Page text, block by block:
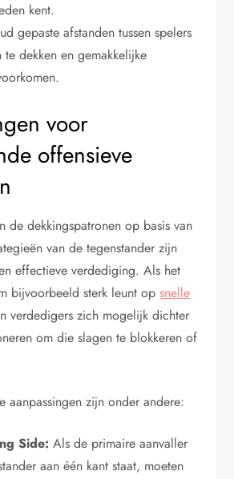
kent.
gepaste afstanden tussen spelers
te dekken en gemakkelijke
voor
offensieve
de dekkingspatronen op basis van
van de tegenstander zijn
effectieve verdediging. Als het
bijvoorbeeld sterk leunt opsnelle
verdedigers zich mogelijk dichter
om die slagen te blokkeren of
aanpassingen zijn onder andere:
Side: Als de primaire aanvaller
aan één kant staat, moeten